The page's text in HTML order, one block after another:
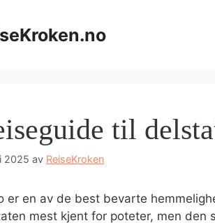
til
2025 av ReiseKroken
er en av de best bevarte
mest kjent for poteter, men den